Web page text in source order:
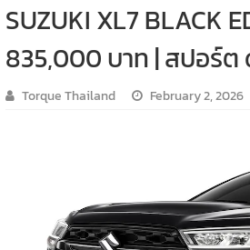
SUZUKI XL7 BLACK
835,000 บาท | สปอร์ต
Torque Thailand February 2, 2026